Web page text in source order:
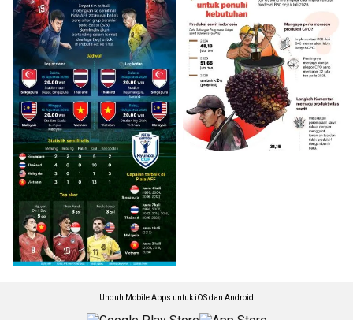
Unduh Mobile Apps untuk iOS dan Android